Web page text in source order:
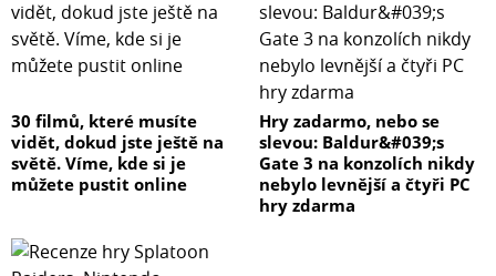
30 filmů, které musíte
vidět, dokud jste ještě na
světě. Víme, kde si je
můžete pustit online
Hry zadarmo, nebo se
slevou: Baldur&#039;s
Gate 3 na konzolích nikdy
nebylo levnější a čtyři PC
hry zdarma